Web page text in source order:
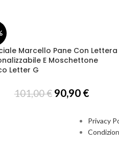
Marcello Pane Con Lettera
E Moschettone
Letter G
101,00€ 90,90 €
Privacy